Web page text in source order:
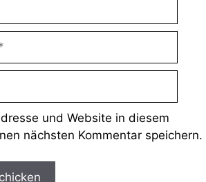
und Website in diesem
nächsten Kommentar speichern.